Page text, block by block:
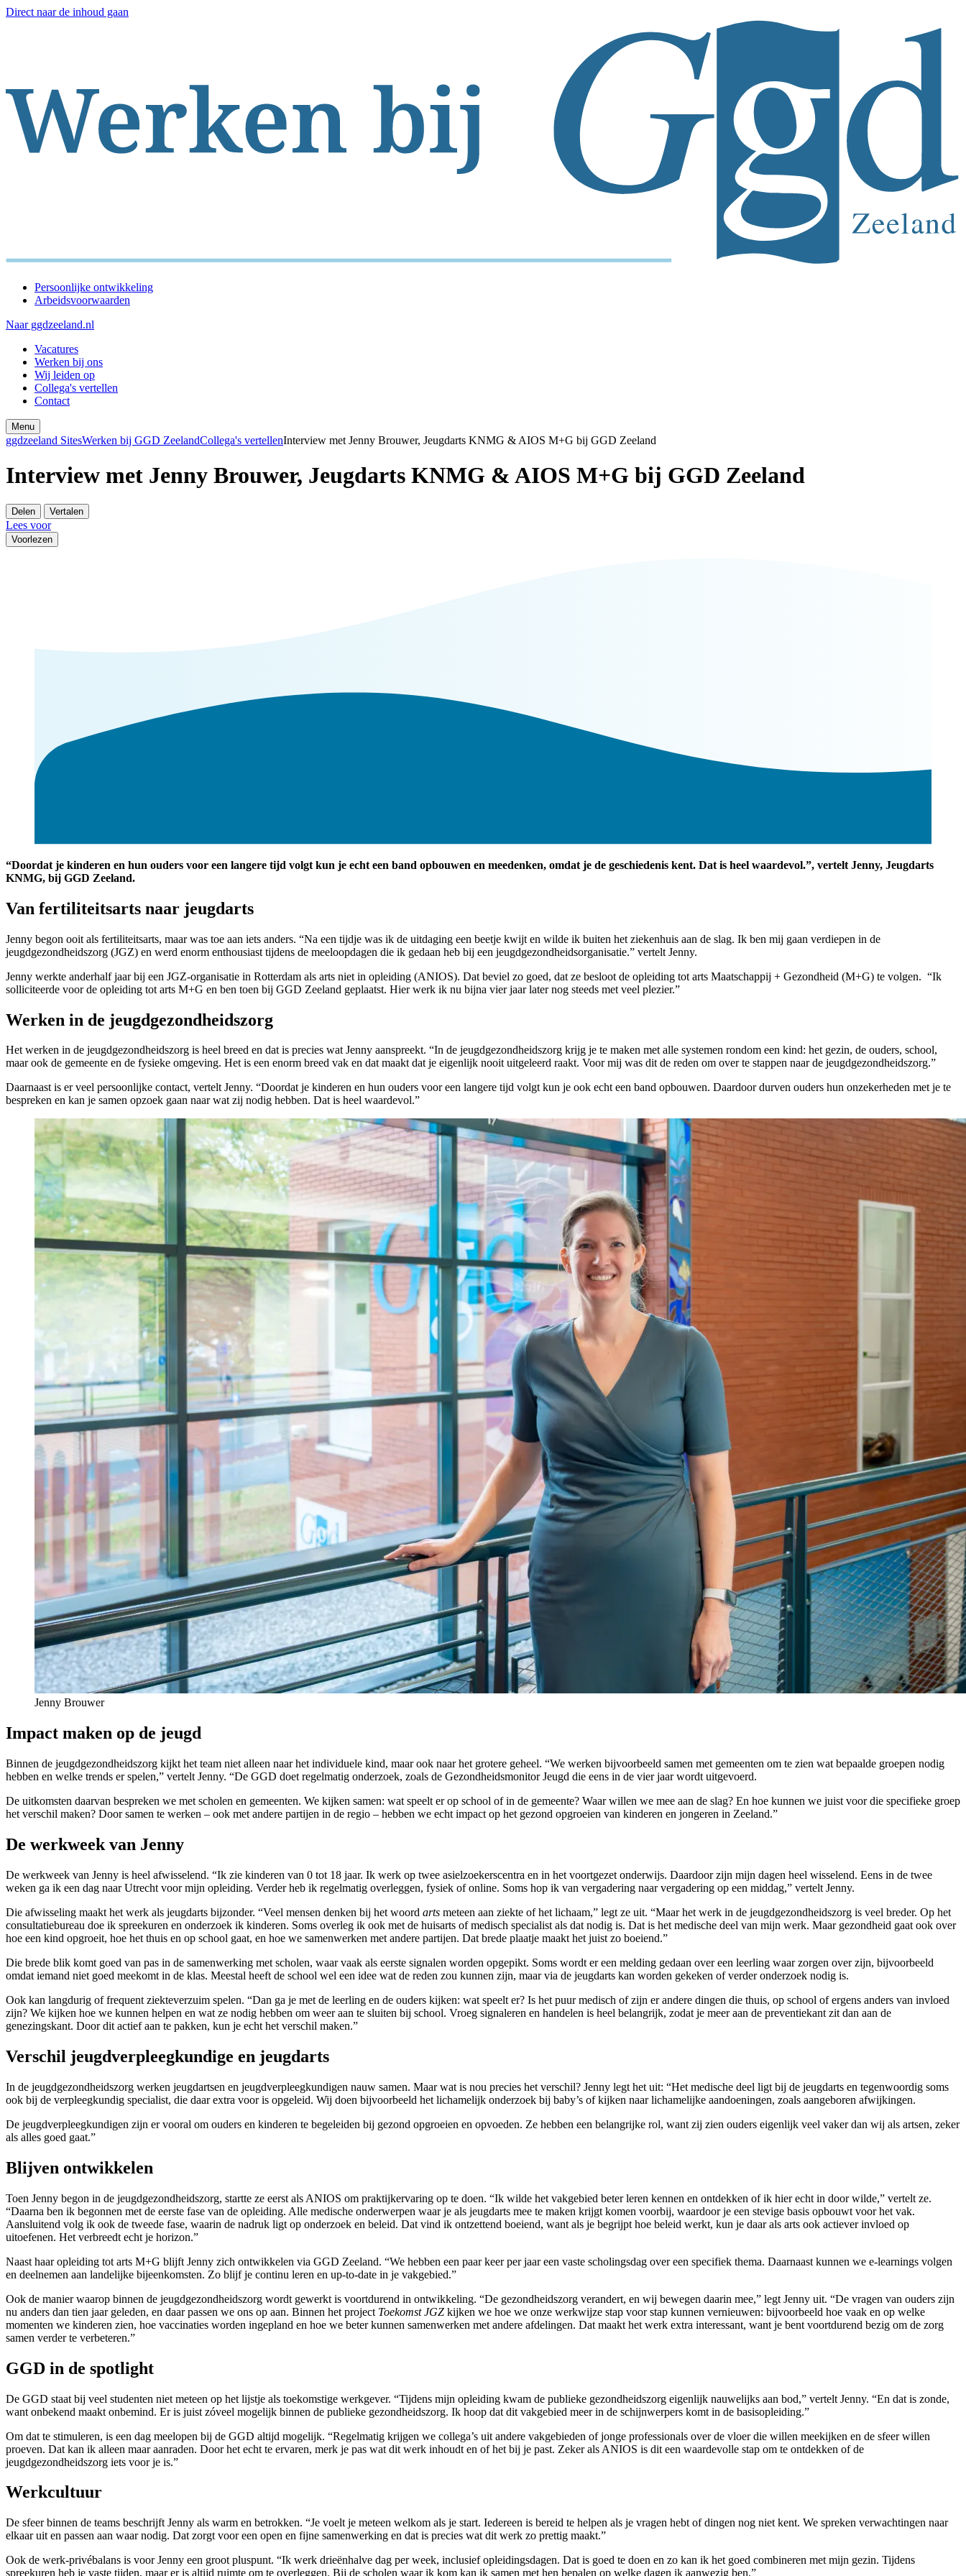
Direct naar de inhoud gaan
Persoonlijke ontwikkeling
Arbeidsvoorwaarden
Naar ggdzeeland.nl
Vacatures
Werken bij ons
Wij leiden op
Collega's vertellen
Contact
Menu
ggdzeeland SitesWerken bij GGD ZeelandCollega's vertellenInterview met Jenny Brouwer, Jeugdarts KNMG & AIOS M+G bij GGD Zeeland
Interview met Jenny Brouwer, Jeugdarts KNMG & AIOS M+G bij GGD Zeeland
Delen Vertalen
Lees voor
Voorlezen
“Doordat je kinderen en hun ouders voor een langere tijd volgt kun je echt een band opbouwen en meedenken, omdat je de geschiedenis kent. Dat is heel waardevol.”, vertelt Jenny, Jeugdarts
KNMG, bij GGD Zeeland.
Van fertiliteitsarts naar jeugdarts
Jenny begon ooit als fertiliteitsarts, maar was toe aan iets anders. “Na een tijdje was ik de uitdaging een beetje kwijt en wilde ik buiten het ziekenhuis aan de slag. Ik ben mij gaan verdiepen in de
jeugdgezondheidszorg (JGZ) en werd enorm enthousiast tijdens de meeloopdagen die ik gedaan heb bij een jeugdgezondheidsorganisatie.” vertelt Jenny.
Jenny werkte anderhalf jaar bij een JGZ-organisatie in Rotterdam als arts niet in opleiding (ANIOS). Dat beviel zo goed, dat ze besloot de opleiding tot arts Maatschappij + Gezondheid (M+G) te volgen. “Ik
solliciteerde voor de opleiding tot arts M+G en ben toen bij GGD Zeeland geplaatst. Hier werk ik nu bijna vier jaar later nog steeds met veel plezier.”
Werken in de jeugdgezondheidszorg
Het werken in de jeugdgezondheidszorg is heel breed en dat is precies wat Jenny aanspreekt. “In de jeugdgezondheidszorg krijg je te maken met alle systemen rondom een kind: het gezin, de ouders, school,
maar ook de gemeente en de fysieke omgeving. Het is een enorm breed vak en dat maakt dat je eigenlijk nooit uitgeleerd raakt. Voor mij was dit de reden om over te stappen naar de jeugdgezondheidszorg.”
Daarnaast is er veel persoonlijke contact, vertelt Jenny. “Doordat je kinderen en hun ouders voor een langere tijd volgt kun je ook echt een band opbouwen. Daardoor durven ouders hun onzekerheden met je te
bespreken en kan je samen opzoek gaan naar wat zij nodig hebben. Dat is heel waardevol.”
Jenny Brouwer
Impact maken op de jeugd
Binnen de jeugdgezondheidszorg kijkt het team niet alleen naar het individuele kind, maar ook naar het grotere geheel. “We werken bijvoorbeeld samen met gemeenten om te zien wat bepaalde groepen nodig
hebben en welke trends er spelen,” vertelt Jenny. “De GGD doet regelmatig onderzoek, zoals de Gezondheidsmonitor Jeugd die eens in de vier jaar wordt uitgevoerd.
De uitkomsten daarvan bespreken we met scholen en gemeenten. We kijken samen: wat speelt er op school of in de gemeente? Waar willen we mee aan de slag? En hoe kunnen we juist voor die specifieke groep
het verschil maken? Door samen te werken – ook met andere partijen in de regio – hebben we echt impact op het gezond opgroeien van kinderen en jongeren in Zeeland.”
De werkweek van Jenny
De werkweek van Jenny is heel afwisselend. “Ik zie kinderen van 0 tot 18 jaar. Ik werk op twee asielzoekerscentra en in het voortgezet onderwijs. Daardoor zijn mijn dagen heel wisselend. Eens in de twee
weken ga ik een dag naar Utrecht voor mijn opleiding. Verder heb ik regelmatig overleggen, fysiek of online. Soms hop ik van vergadering naar vergadering op een middag,” vertelt Jenny.
Die afwisseling maakt het werk als jeugdarts bijzonder. “Veel mensen denken bij het woord arts meteen aan ziekte of het lichaam,” legt ze uit. “Maar het werk in de jeugdgezondheidszorg is veel breder. Op het
consultatiebureau doe ik spreekuren en onderzoek ik kinderen. Soms overleg ik ook met de huisarts of medisch specialist als dat nodig is. Dat is het medische deel van mijn werk. Maar gezondheid gaat ook over
hoe een kind opgroeit, hoe het thuis en op school gaat, en hoe we samenwerken met andere partijen. Dat brede plaatje maakt het juist zo boeiend.”
Die brede blik komt goed van pas in de samenwerking met scholen, waar vaak als eerste signalen worden opgepikt. Soms wordt er een melding gedaan over een leerling waar zorgen over zijn, bijvoorbeeld
omdat iemand niet goed meekomt in de klas. Meestal heeft de school wel een idee wat de reden zou kunnen zijn, maar via de jeugdarts kan worden gekeken of verder onderzoek nodig is.
Ook kan langdurig of frequent ziekteverzuim spelen. “Dan ga je met de leerling en de ouders kijken: wat speelt er? Is het puur medisch of zijn er andere dingen die thuis, op school of ergens anders van invloed
zijn? We kijken hoe we kunnen helpen en wat ze nodig hebben om weer aan te sluiten bij school. Vroeg signaleren en handelen is heel belangrijk, zodat je meer aan de preventiekant zit dan aan de
genezingskant. Door dit actief aan te pakken, kun je echt het verschil maken.”
Verschil jeugdverpleegkundige en jeugdarts
In de jeugdgezondheidszorg werken jeugdartsen en jeugdverpleegkundigen nauw samen. Maar wat is nou precies het verschil? Jenny legt het uit: “Het medische deel ligt bij de jeugdarts en tegenwoordig soms
ook bij de verpleegkundig specialist, die daar extra voor is opgeleid. Wij doen bijvoorbeeld het lichamelijk onderzoek bij baby’s of kijken naar lichamelijke aandoeningen, zoals aangeboren afwijkingen.
De jeugdverpleegkundigen zijn er vooral om ouders en kinderen te begeleiden bij gezond opgroeien en opvoeden. Ze hebben een belangrijke rol, want zij zien ouders eigenlijk veel vaker dan wij als artsen, zeker
als alles goed gaat.”
Blijven ontwikkelen
Toen Jenny begon in de jeugdgezondheidszorg, startte ze eerst als ANIOS om praktijkervaring op te doen. “Ik wilde het vakgebied beter leren kennen en ontdekken of ik hier echt in door wilde,” vertelt ze.
“Daarna ben ik begonnen met de eerste fase van de opleiding. Alle medische onderwerpen waar je als jeugdarts mee te maken krijgt komen voorbij, waardoor je een stevige basis opbouwt voor het vak.
Aansluitend volg ik ook de tweede fase, waarin de nadruk ligt op onderzoek en beleid. Dat vind ik ontzettend boeiend, want als je begrijpt hoe beleid werkt, kun je daar als arts ook actiever invloed op
uitoefenen. Het verbreedt echt je horizon.”
Naast haar opleiding tot arts M+G blijft Jenny zich ontwikkelen via GGD Zeeland. “We hebben een paar keer per jaar een vaste scholingsdag over een specifiek thema. Daarnaast kunnen we e-learnings volgen
en deelnemen aan landelijke bijeenkomsten. Zo blijf je continu leren en up-to-date in je vakgebied.”
Ook de manier waarop binnen de jeugdgezondheidszorg wordt gewerkt is voortdurend in ontwikkeling. “De gezondheidszorg verandert, en wij bewegen daarin mee,” legt Jenny uit. “De vragen van ouders zijn
nu anders dan tien jaar geleden, en daar passen we ons op aan. Binnen het project Toekomst JGZ kijken we hoe we onze werkwijze stap voor stap kunnen vernieuwen: bijvoorbeeld hoe vaak en op welke
momenten we kinderen zien, hoe vaccinaties worden ingepland en hoe we beter kunnen samenwerken met andere afdelingen. Dat maakt het werk extra interessant, want je bent voortdurend bezig om de zorg
samen verder te verbeteren.”
GGD in de spotlight
De GGD staat bij veel studenten niet meteen op het lijstje als toekomstige werkgever. “Tijdens mijn opleiding kwam de publieke gezondheidszorg eigenlijk nauwelijks aan bod,” vertelt Jenny. “En dat is zonde,
want onbekend maakt onbemind. Er is juist zóveel mogelijk binnen de publieke gezondheidszorg. Ik hoop dat dit vakgebied meer in de schijnwerpers komt in de basisopleiding.”
Om dat te stimuleren, is een dag meelopen bij de GGD altijd mogelijk. “Regelmatig krijgen we collega’s uit andere vakgebieden of jonge professionals over de vloer die willen meekijken en de sfeer willen
proeven. Dat kan ik alleen maar aanraden. Door het echt te ervaren, merk je pas wat dit werk inhoudt en of het bij je past. Zeker als ANIOS is dit een waardevolle stap om te ontdekken of de
jeugdgezondheidszorg iets voor je is.”
Werkcultuur
De sfeer binnen de teams beschrijft Jenny als warm en betrokken. “Je voelt je meteen welkom als je start. Iedereen is bereid te helpen als je vragen hebt of dingen nog niet kent. We spreken verwachtingen naar
elkaar uit en passen aan waar nodig. Dat zorgt voor een open en fijne samenwerking en dat is precies wat dit werk zo prettig maakt.”
Ook de werk-privébalans is voor Jenny een groot pluspunt. “Ik werk drieënhalve dag per week, inclusief opleidingsdagen. Dat is goed te doen en zo kan ik het goed combineren met mijn gezin. Tijdens
spreekuren heb je vaste tijden, maar er is altijd ruimte om te overleggen. Bij de scholen waar ik kom kan ik samen met hen bepalen op welke dagen ik aanwezig ben.”